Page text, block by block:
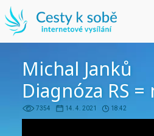
Michal Janků
Diagnóza RS
7354 14. 4. 2021 18:42